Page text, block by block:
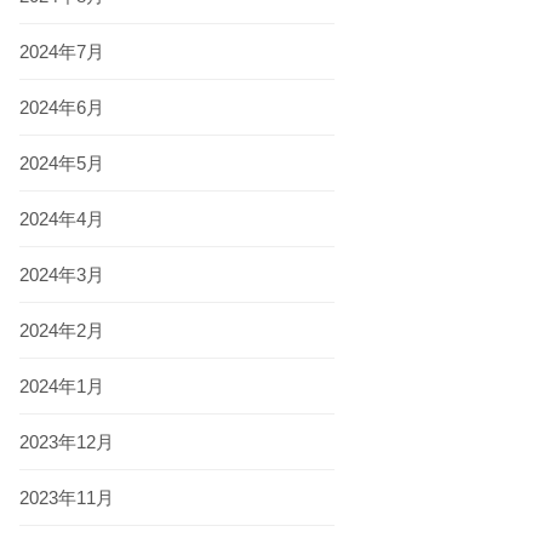
2024年7月
2024年6月
2024年5月
2024年4月
2024年3月
2024年2月
2024年1月
2023年12月
2023年11月